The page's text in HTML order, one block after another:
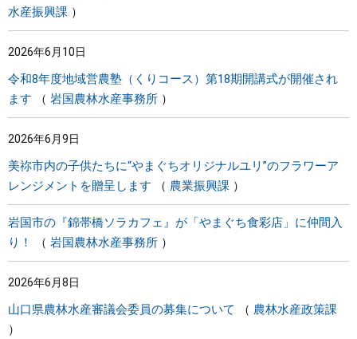
水産振興課
2026年6月10日
令和8年度地域営農塾（くりコース）第18期開講式が開催され
ます
岩国農林水産事務所
2026年6月9日
美祢市内の子供たちに“やまぐちオリジナルユリ”のフラワーア
レンジメントを贈呈します
農業振興課
岩国市の『錦帯橋ソラカフェ』が「やまぐち食彩店」に仲間入
り！
岩国農林水産事務所
2026年6月8日
山口県農林水産審議会委員の募集について 農林水産政策課